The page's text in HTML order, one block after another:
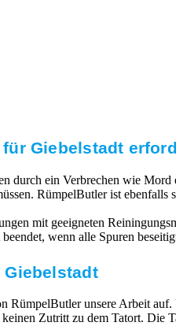
Giebelstadt
durch ein Verbrechen wie
RümpelButler ist
mit geeigneten
wenn alle Spuren
RümpelButler unsere Arbeit
Zutritt zu dem Tatort.